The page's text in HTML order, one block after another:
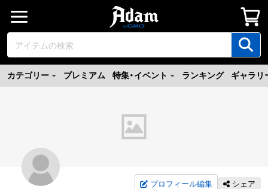
カテゴリー プレミアム 特集・イベント ランキング ギャラリ
プロフィール編集 シェア